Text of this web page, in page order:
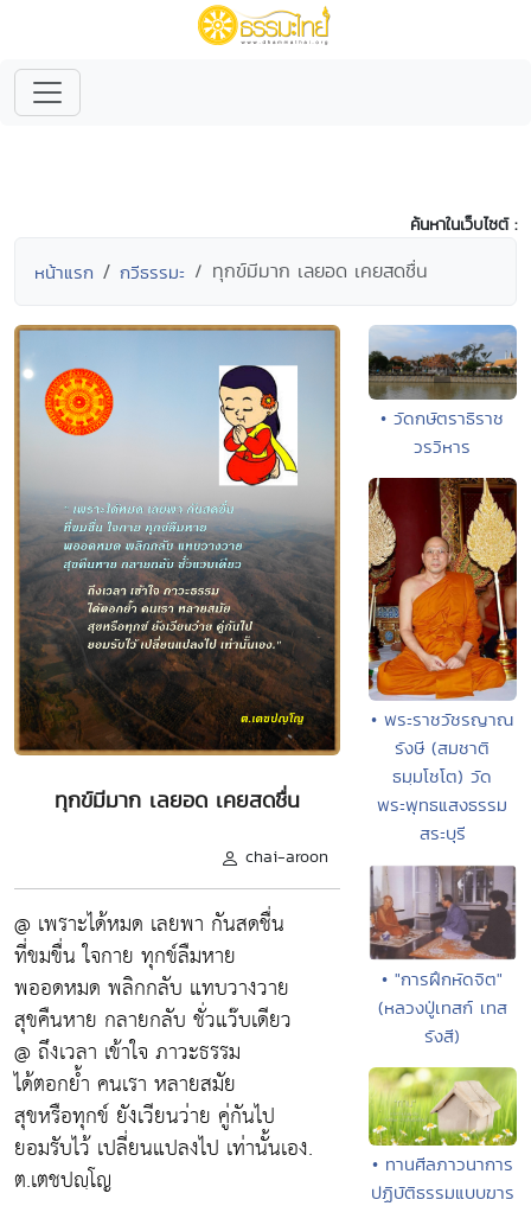
ค้นหาในเว็บไซต์ :
หน้าแรก กวีธรรมะ ทุกข์มีมาก เลยอด เคยสดชื่น
ทุกข์มีมาก เลยอด เคยสดชื่น
chai-aroon
@ เพราะได้หมด เลยพา กันสดชื่น
ที่ขมขื่น ใจกาย ทุกข์ลืมหาย
พออดหมด พลิกกลับ แทบวางวาย
สุขคืนหาย กลายกลับ ชั่วแว๊บเดียว
@ ถึงเวลา เข้าใจ ภาวะธรรม
ได้ตอกย้ำ คนเรา หลายสมัย
สุขหรือทุกข์ ยังเวียนว่าย คู่กันไป
ยอมรับไว้ เปลี่ยนแปลงไป เท่านั้นเอง.
ต.เตชปญฺโญ
• วัดกษัตราธิราช
วรวิหาร
• พระราชวัชรญาณ
รังษี (สมชาติ
ธมฺมโชโต) วัด
พระพุทธแสงธรรม
สระบุรี
• "การฝึกหัดจิต"
(หลวงปู่เทสก์ เทส
รังสี)
• ทานศีลภาวนาการ
ปฏิบัติธรรมแบบฆาร